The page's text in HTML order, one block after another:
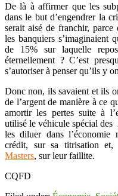
De là à affirmer que les
dans le but d’engendrer la
serait aisé de franchir,
les banquiers s’imaginaient
de 15% sur laquelle
éternellement ? C’est
s’autoriser à penser qu’ils y
Donc non, ils savaient et ils
de l’argent de manière à ce
amortir les pertes suite à
utilisé le véhicule spécial
les diluer dans
crédit, sur sa titrisation
Masters, sur leur faillite.
CQFD